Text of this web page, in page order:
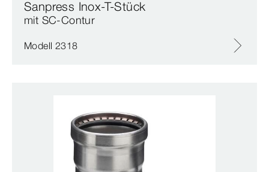
Sanpress Inox-T-Stück
mit SC‑Contur
Modell 2318